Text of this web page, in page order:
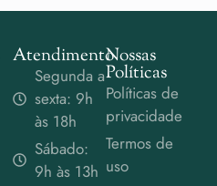
Atendimento
Segunda a
sexta: 9h
às 18h
Sábado:
9h às 13h
Nossas
Políticas
Políticas de
privacidade
Termos de
uso